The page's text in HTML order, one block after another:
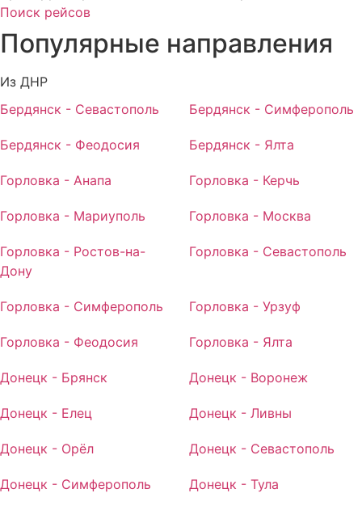
Поиск рейсов
Популярные направления
Из ДНР
Бердянск - Севастополь
Бердянск - Симферополь
Бердянск - Феодосия Бердянск - Ялта
Горловка - Анапа Горловка - Керчь
Горловка - Мариуполь Горловка - Москва
Горловка - Ростов-на-
Дону
Горловка - Севастополь
Горловка - Симферополь Горловка - Урзуф
Горловка - Феодосия Горловка - Ялта
Донецк - Брянск Донецк - Воронеж
Донецк - Елец Донецк - Ливны
Донецк - Орёл Донецк - Севастополь
Донецк - Симферополь Донецк - Тула